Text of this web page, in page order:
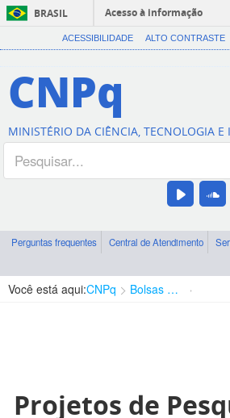
BRASIL
Acesso à informação
ACESSIBILIDADE ALTO CONTRASTE
CNPq
MINISTÉRIO DA CIÊNCIA, TECNOLOGIA E
Perguntas frequentes Central de Atendimento
Você está aqui:CNPq Bolsas e Auxílios Vigentes
Projetos de